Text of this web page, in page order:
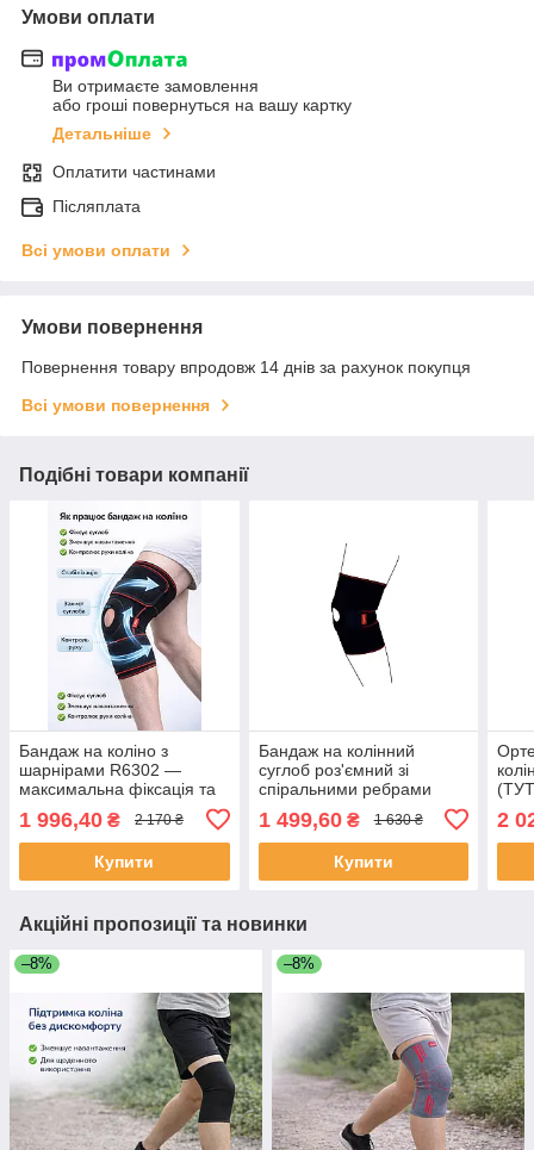
Умови оплати
Ви отримаєте замовлення
або гроші повернуться на вашу картку
Детальніше
Оплатити частинами
Післяплата
Всі умови оплати
Умови повернення
Повернення товару впродовж 14 днів за рахунок покупця
Всі умови повернення
Подібні товари компанії
Бандаж на коліно з
шарнірами R6302 —
максимальна фіксація та
1 996,40 ₴ 2 170 ₴
Купити
Бандаж на колінний
суглоб роз'ємний зі
спіральними ребрами
1 499,60₴ 1 630 ₴
Купити
2
Акційні пропозиції та новинки
–8% –8%